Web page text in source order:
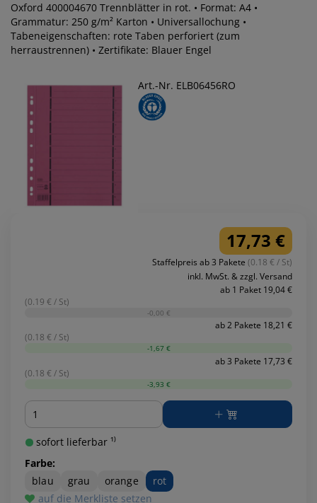
Oxford 400004670 Trennblätter in rot. • Format: A4 •
Grammatur: 250 g/m² Karton • Universallochung •
Tabeneigenschaften: rote Taben perforiert (zum
herraustrennen) • Zertifikate: Blauer Engel
Art.-Nr. ELB06456RO
17,73 €
Staffelpreis ab 3 Pakete (0.18 € / St)
inkl. MwSt. & zzgl. Versand
ab 1 Paket 19,04 €
(0.19 € / St)
-0,00 €
ab 2 Pakete 18,21 €
(0.18 € / St)
-1,67 €
ab 3 Pakete 17,73 €
(0.18 € / St)
-3,93 €
Menge
sofort lieferbar ¹⁾
Farbe:
blau
grau orange
rot
auf die Merkliste setzen